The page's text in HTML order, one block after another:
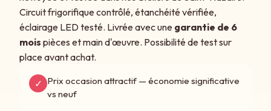
Circuit frigorifique contrôlé, étanchéité vérifiée,
éclairage LED testé. Livrée avec une garantie de 6
mois pièces et main d'œuvre. Possibilité de test sur
place avant achat.
✓ Prix occasion attractif — économie significative
vs neuf